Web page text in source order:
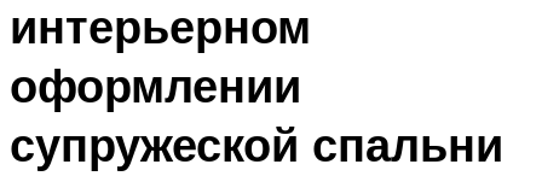
интерьерном
оформлении
супружеской спальни